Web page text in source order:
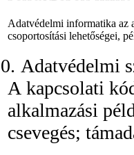
Adatvédelmi informatika az
csoportosítási lehetőségei,
Adatvédelmi
A kapcsolati
alkalmazási
csevegés;